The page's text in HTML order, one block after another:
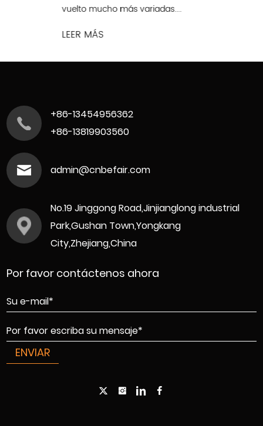
vuelto mucho más variadas....
+86-13454956362
+86-13819903560
admin@cnbefair.com
No.19 Jinggong Road,Jinjianglong industrial
Park,Gushan Town,Yongkang
City,Zhejiang,China
Por favor contáctenos ahora